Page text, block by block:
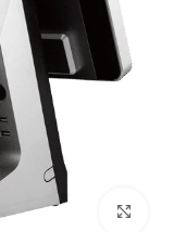
Click to enlarge